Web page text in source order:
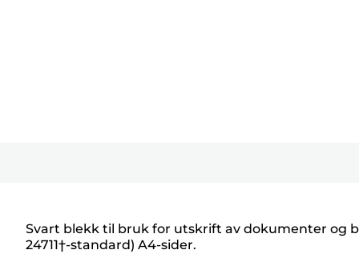
Svart blekk til bruk for utskrift av dokumenter og
24711†-standard) A4-sider.